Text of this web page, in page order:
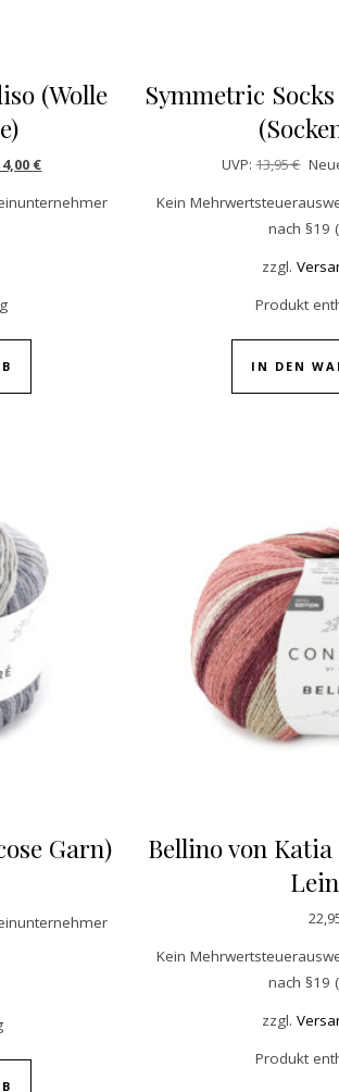
(Wolle
war: 14,95 €
€Aktueller Preis ist: 14,00 €.
g
Symmetric
UVP: 13,95€
Kein
nach §19
zzgl.
Produkt
IN DEN
Garn)
Bellino von
Kein
nach §19
zzgl.
Produkt